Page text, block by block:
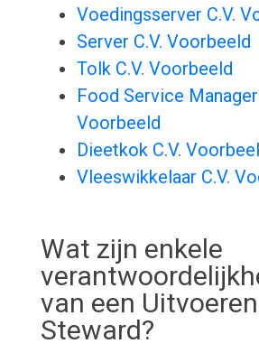
Voedingsserver C.V.
Server C.V. Voorbeeld
Tolk C.V. Voorbeeld
Food Service Manager
Voorbeeld
Dieetkok C.V.
Vleeswikkelaar C.V.
Wat zijn enkele
van een
Steward?